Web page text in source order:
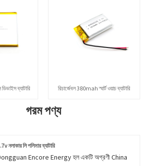
ব্যাটারি রিচার্জেবল 380mah স্মার্ট ওয়াচ ব্যাটারি
গরম পণ্য
নলাকার লি পলিমার ব্যাটারি
Encore Energy হল একটি অগ্রণী China